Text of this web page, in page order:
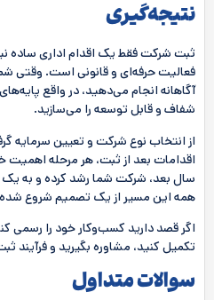
نتیجه‌گیری
ثبت شرکت فقط یک اقدام اداری ساده
فعالیت حرفه‌ای و قانونی است. وقتی
آگاهانه انجام می‌دهید، در واقع
شفاف و قابل توسعه را می‌سازید.
از انتخاب نوع شرکت و تعیین سرمایه
اقدامات بعد از ثبت، هر مرحله اهمیت
سال بعد، شرکت شما رشد کرده و به
همه این مسیر از یک تصمیم شروع
اگر قصد دارید کسب‌وکار خود را رسمی
تکمیل کنید، مشاوره بگیرید و فرآیند
سوالات متداول